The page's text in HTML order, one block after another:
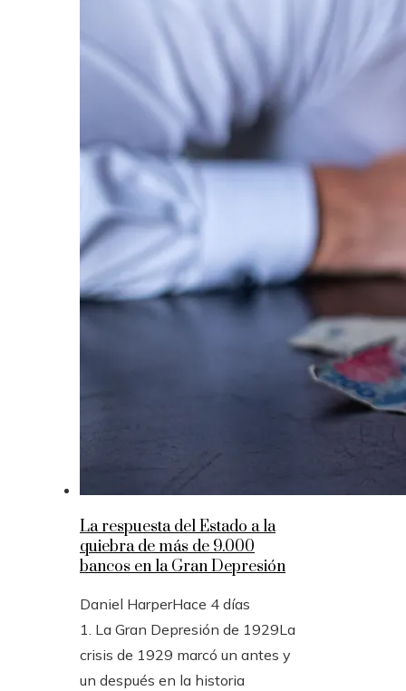
La respuesta del Estado a la
quiebra de más de 9.000
bancos en la Gran Depresión
Daniel HarperHace 4 días
1. La Gran Depresión de 1929La
crisis de 1929 marcó un antes y
un después en la historia